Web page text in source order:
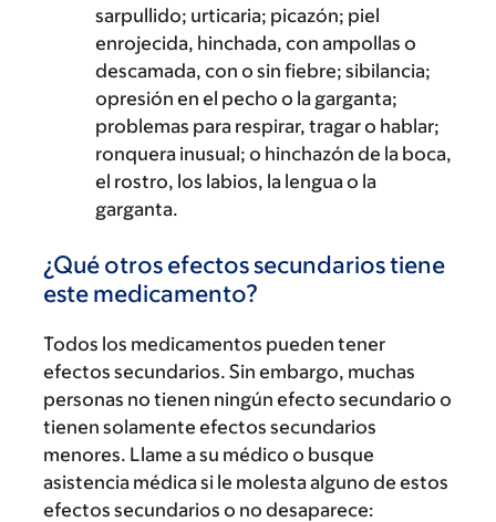
sarpullido; urticaria; picazón; piel
enrojecida, hinchada, con ampollas o
descamada, con o sin fiebre; sibilancia;
opresión en el pecho o la garganta;
problemas para respirar, tragar o hablar;
ronquera inusual; o hinchazón de la boca,
el rostro, los labios, la lengua o la
garganta.
¿Qué otros efectos secundarios tiene
este medicamento?
Todos los medicamentos pueden tener
efectos secundarios. Sin embargo, muchas
personas no tienen ningún efecto secundario o
tienen solamente efectos secundarios
menores. Llame a su médico o busque
asistencia médica si le molesta alguno de estos
efectos secundarios o no desaparece: